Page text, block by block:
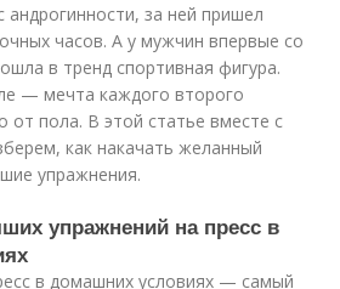
андрогинности, за ней пришел
часов. А у мужчин впервые со
в тренд спортивная фигура.
— мечта каждого второго
от пола. В этой статье вместе с
как накачать желанный
упражнения.
упражнений на пресс в
в домашних условиях — самый